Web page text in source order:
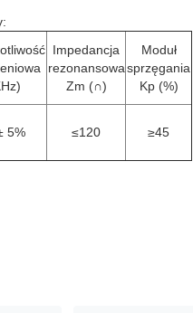
Impedancja
rezonansowa
Zm (∩)
Moduł
sprzęgania
Kp (%)
5% ≤120 ≥45